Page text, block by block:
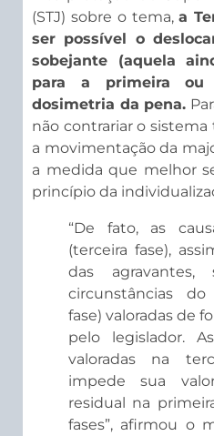
(STJ) sobre o tema,a
ser possível o
sobejante (aquela
para a primeira ou
dosimetria da pena.
não contrariar o
a movimentação da
a medida que melhor
princípio da
“De fato, as
(terceira fase),
das agravantes,
circunstâncias
fase) valoradas de
pelo legislador.
valoradas na
impede sua
residual na
fases”, afirmou o